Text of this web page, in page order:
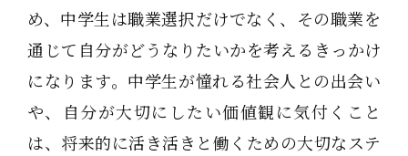
め、中学生は職業選択だけでなく、その職業を
通じて自分がどうなりたいかを考えるきっかけ
になります。中学生が憧れる社会人との出会い
や、自分が大切にしたい価値観に気付くこと
は、将来的に活き活きと働くための大切なステ